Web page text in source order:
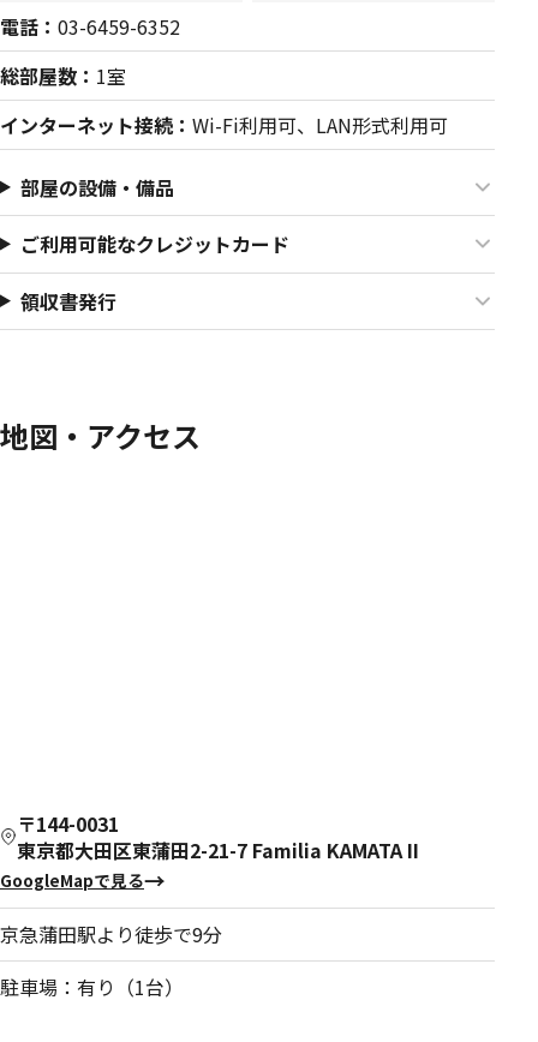
電話： 03-6459-6352
総部屋数： 1室
インターネット接続： Wi-Fi利用可、LAN形式利用可
部屋の設備・備品
ご利用可能なクレジットカード
領収書発行
地図・アクセス
〒144-0031
東京都大田区東蒲田2-21-7 Familia KAMATA II
GoogleMapで見る
京急蒲田駅より徒歩で9分
駐車場：有り（1台）